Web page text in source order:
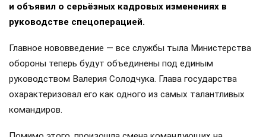
и объявил о серьёзных кадровых изменениях в
руководстве спецоперацией.
Главное нововведение — все службы тыла Министерства
обороны теперь будут объединены под единым
руководством Валерия Солодчука. Глава государства
охарактеризовал его как одного из самых талантливых
командиров.